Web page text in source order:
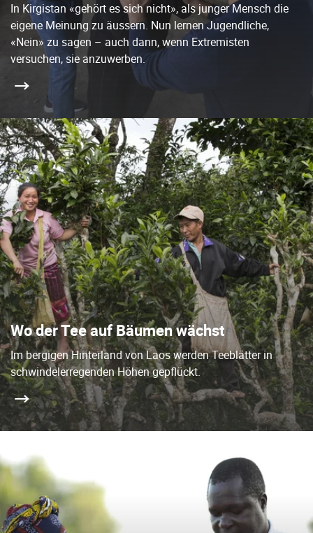
In Kirgistan «gehört es sich nicht», als junger Mensch die
eigene Meinung zu äussern. Nun lernen Jugendliche,
«Nein» zu sagen – auch dann, wenn Extremisten
versuchen, sie anzuwerben.
Wo der Tee auf Bäumen wächst
Im bergigen Hinterland von Laos werden Teeblätter in
schwindelerregenden Höhen gepflückt.